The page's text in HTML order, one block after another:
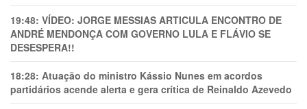
19:48: VÍDEO: JORGE MESSIAS ARTICULA ENCONTRO DE
ANDRÉ MENDONÇA COM GOVERNO LULA E FLÁVIO SE
DESESPERA!!
18:28: Atuação do ministro Kássio Nunes em acordos
partidários acende alerta e gera crítica de Reinaldo Azevedo